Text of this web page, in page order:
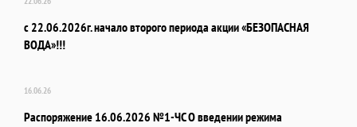
с 22.06.2026г. начало второго периода акции «БЕЗОПАСНАЯ
ВОДА»!!!
16.06.26
Распоряжение 16.06.2026 №1-ЧС О введении режима